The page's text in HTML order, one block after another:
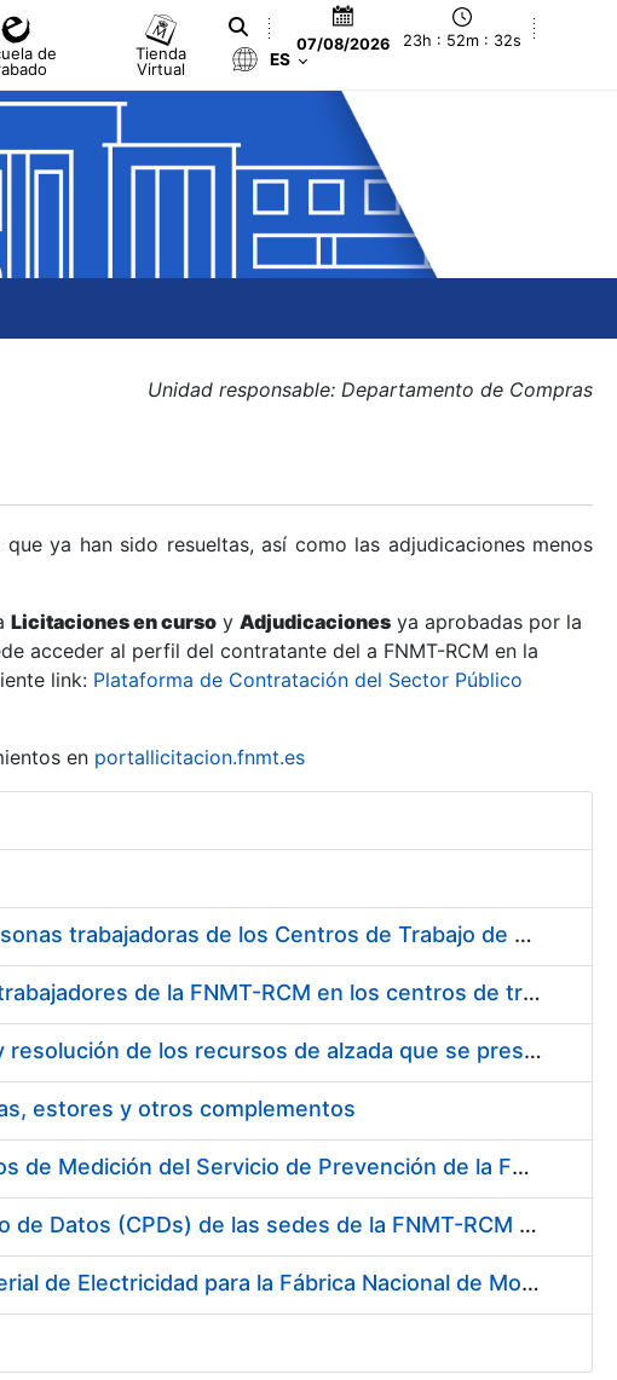
de
Tienda
Virtual
07/08/2026 23h : 52m : 33s
ES
Unidad responsable: Departamento de Compras
ya han sido resueltas, así como las adjudicaciones menos
Licitaciones en curso y Adjudicaciones ya aprobadas por la
acceder al perfil del contratante del a FNMT-RCM en la
link: Plataforma de Contratación del Sector Público
en portallicitacion.fnmt.es
Suministro de Protectores Auditivos a medida para las personas trabajadoras de los Centros de Trabajo de Madrid y Burgos
Suministro de gafas graduadas antiproyecciones para los trabajadores de la FNMT-RCM en los centros de trabajo de Madrid y Burgos
Servicios de una empresa externa para el asesoramiento y resolución de los recursos de alzada que se presentan relacionados con procesos de selección para la FNMT-RCM
estores y otros complementos
Servicio de Calibración y Verificación Externa de los Equipos de Medición del Servicio de Prevención de la FNMT-RCM
Conexión mediante Fibra Óptica de los Centros de Proceso de Datos (CPDs) de las sedes de la FNMT-RCM de Burgos y Madrid
Contratación de acuerdo marco para el Suministro de Material de Electricidad para la Fábrica Nacional de Moneda y Timbre-Real Casa de la Moneda en su centro de trabajo de Burgos